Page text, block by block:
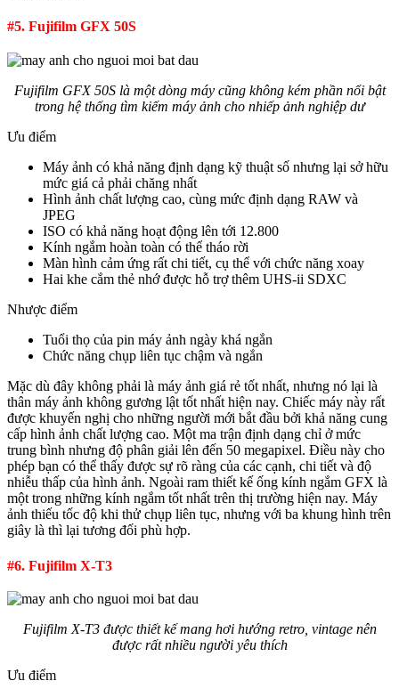
#5. Fujifilm GFX 50S
Fujifilm GFX 50S là một dòng máy cũng không kém phần nổi bật
trong hệ thống tìm kiếm máy ảnh cho nhiếp ảnh nghiệp dư
Ưu điểm
Máy ảnh có khả năng định dạng kỹ thuật số nhưng lại sở hữu
mức giá cả phải chăng nhất
Hình ảnh chất lượng cao, cùng mức định dạng RAW và
JPEG
ISO có khả năng hoạt động lên tới 12.800
Kính ngắm hoàn toàn có thể tháo rời
Màn hình cảm ứng rất chi tiết, cụ thể với chức năng xoay
Hai khe cắm thẻ nhớ được hỗ trợ thêm UHS-ii SDXC
Nhược điểm
Tuổi thọ của pin máy ảnh ngày khá ngắn
Chức năng chụp liên tục chậm và ngắn
Mặc dù đây không phải là máy ảnh giá rẻ tốt nhất, nhưng nó lại là
thân máy ảnh không gương lật tốt nhất hiện nay. Chiếc máy này rất
được khuyến nghị cho những người mới bắt đầu bởi khả năng cung
cấp hình ảnh chất lượng cao. Một ma trận định dạng chỉ ở mức
trung bình nhưng độ phân giải lên đến 50 megapixel. Điều này cho
phép bạn có thể thấy được sự rõ ràng của các cạnh, chi tiết và độ
nhiễu thấp của hình ảnh. Ngoài ram thiết kế ống kính ngắm GFX là
một trong những kính ngắm tốt nhất trên thị trường hiện nay. Máy
ảnh thiếu tốc độ khi thử chụp liên tục, nhưng với ba khung hình trên
giây là thì lại tương đối phù hợp.
#6. Fujifilm X-T3
Fujifilm X-T3 được thiết kế mang hơi hướng retro, vintage nên
được rất nhiều người yêu thích
Ưu điểm